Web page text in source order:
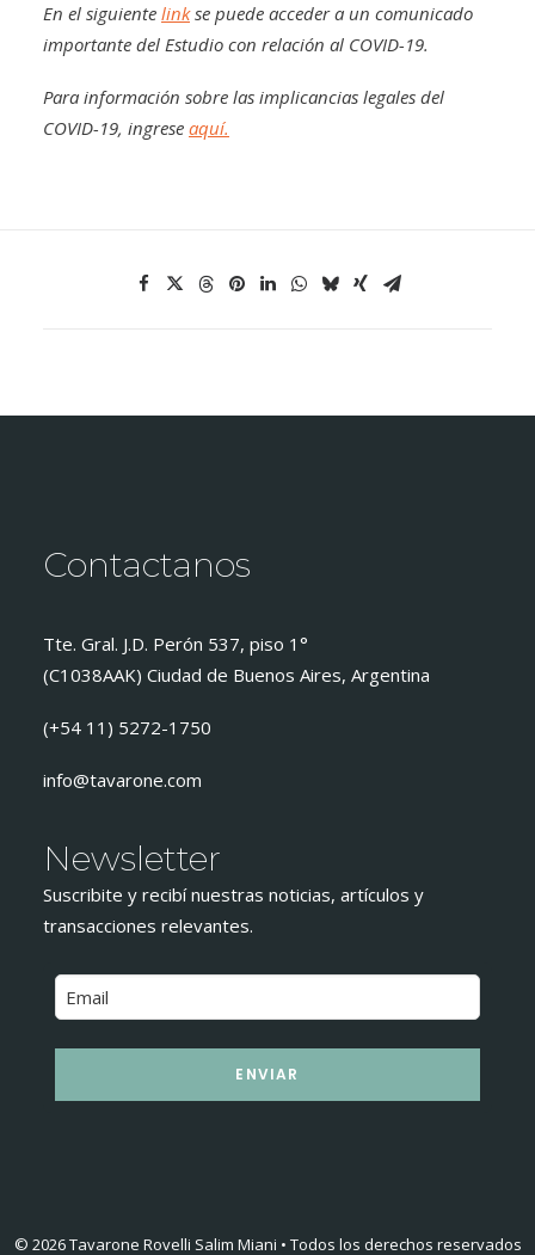
En el siguiente linkse puede acceder a un comunicado
importante del Estudio con relación al COVID-19.
Para información sobre las implicancias legales del
COVID-19, ingrese aquí.
Contactanos
Tte. Gral. J.D. Perón 537, piso 1°
(C1038AAK) Ciudad de Buenos Aires, Argentina
(+54 11) 5272-1750
info@tavarone.com
Newsletter
Suscribite y recibí nuestras noticias, artículos y
transacciones relevantes.
ENVIAR
© 2026 Tavarone Rovelli Salim Miani • Todos los derechos reservados